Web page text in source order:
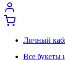
Личный
Все букеты